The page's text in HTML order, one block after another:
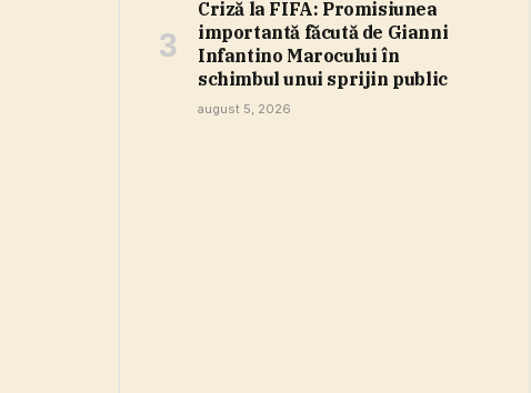
Criză la FIFA: Promisiunea
importantă făcută de Gianni
Infantino Marocului în
schimbul unui sprijin public
august 5, 2026